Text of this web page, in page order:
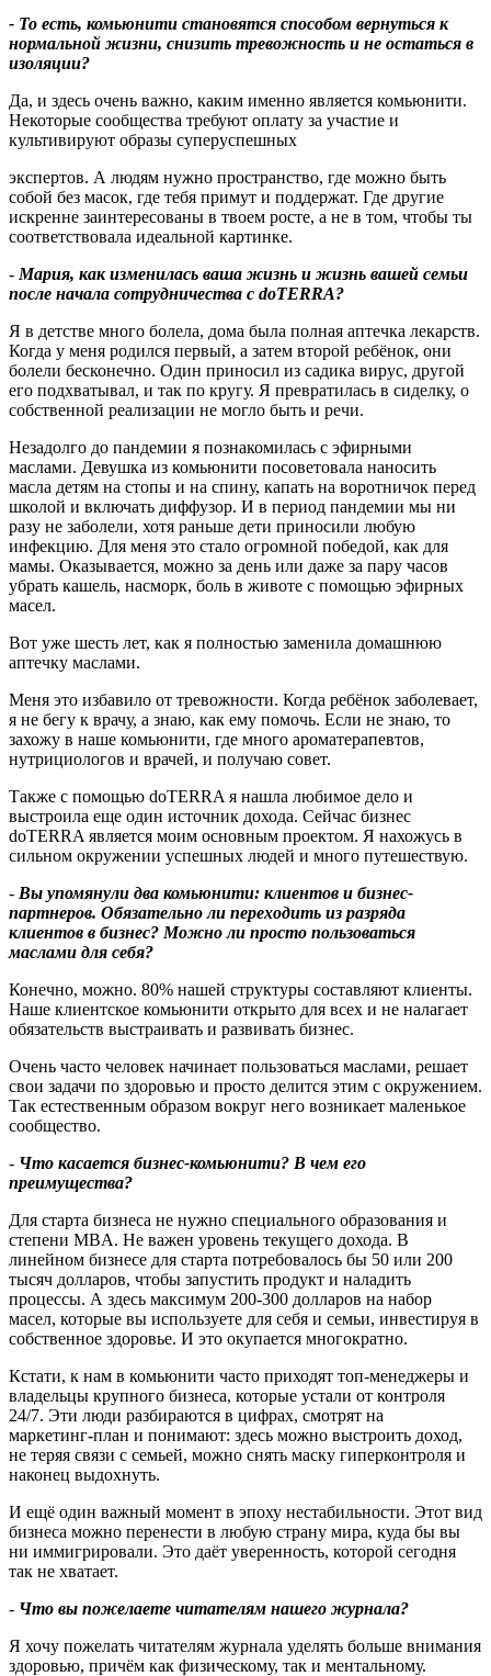
- То есть, комьюнити становятся способом вернуться к
нормальной жизни, снизить тревожность и не остаться в
изоляции?
Да, и здесь очень важно, каким именно является комьюнити.
Некоторые сообщества требуют оплату за участие и
культивируют образы суперуспешных
экспертов. А людям нужно пространство, где можно быть
собой без масок, где тебя примут и поддержат. Где другие
искренне заинтересованы в твоем росте, а не в том, чтобы ты
соответствовала идеальной картинке.
-Мария, как изменилась ваша жизнь и жизнь вашей семьи
после начала сотрудничества с doTERRA?
Я в детстве много болела, дома была полная аптечка лекарств.
Когда у меня родился первый, а затем второй ребёнок, они
болели бесконечно. Один приносил из садика вирус, другой
его подхватывал, и так по кругу. Я превратилась в сиделку, о
собственной реализации не могло быть и речи.
Незадолго до пандемии я познакомилась с эфирными
маслами. Девушка из комьюнити посоветовала наносить
масла детям на стопы и на спину, капать на воротничок перед
школой и включать диффузор. И в период пандемии мы ни
разу не заболели, хотя раньше дети приносили любую
инфекцию. Для меня это стало огромной победой, как для
мамы. Оказывается, можно за день или даже за пару часов
убрать кашель, насморк, боль в животе с помощью эфирных
масел.
Вот уже шесть лет, как я полностью заменила домашнюю
аптечку маслами.
Меня это избавило от тревожности. Когда ребёнок заболевает,
я не бегу к врачу, а знаю, как ему помочь. Если не знаю, то
захожу в наше комьюнити, где много ароматерапевтов,
нутрициологов и врачей, и получаю совет.
Также с помощью doTERRA я нашла любимое дело и
выстроила еще один источник дохода. Сейчас бизнес
doTERRA является моим основным проектом. Я нахожусь в
сильном окружении успешных людей и много путешествую.
- Вы упомянули два комьюнити: клиентов и бизнес-
партнеров. Обязательно ли переходить из разряда
клиентов в бизнес?Можно ли просто пользоваться
маслами для себя?
Конечно, можно. 80% нашей структуры составляют клиенты.
Наше клиентское комьюнити открыто для всех и не налагает
обязательств выстраивать и развивать бизнес.
Очень часто человек начинает пользоваться маслами, решает
свои задачи по здоровью и просто делится этим с окружением.
Так естественным образом вокруг него возникает маленькое
сообщество.
- Что касается бизнес-комьюнити? В чем его
преимущества?
Для старта бизнеса не нужно специального образования и
степени MBA. Не важен уровень текущего дохода. В
линейном бизнесе для старта потребовалось бы 50 или 200
тысяч долларов, чтобы запустить продукт и наладить
процессы. А здесь максимум 200-300 долларов на набор
масел, которые вы используете для себя и семьи, инвестируя в
собственное здоровье. И это окупается многократно.
Кстати, к нам в комьюнити часто приходят топ‑менеджеры и
владельцы крупного бизнеса, которые устали от контроля
24/7. Эти люди разбираются в цифрах, смотрят на
маркетинг‑план и понимают: здесь можно выстроить доход,
не теряя связи с семьей, можно снять маску гиперконтроля и
наконец выдохнуть.
И ещё один важный момент в эпоху нестабильности. Этот вид
бизнеса можно перенести в любую страну мира, куда бы вы
ни иммигрировали. Это даёт уверенность, которой сегодня
так не хватает.
- Что вы пожелаете читателям нашего журнала?
Я хочу пожелать читателям журнала уделять больше внимания
здоровью, причём как физическому, так и ментальному.